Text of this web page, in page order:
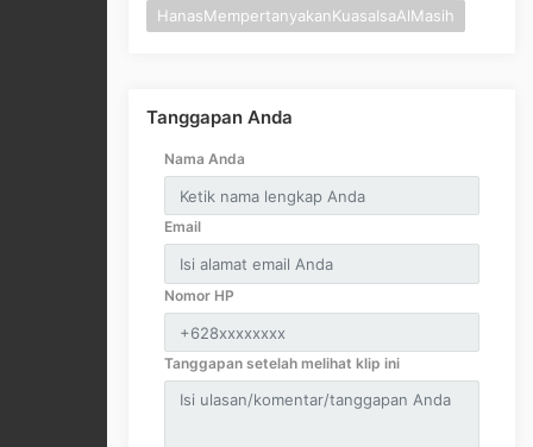
HanasMempertanyakanKuasaIsaAlMasih
Tanggapan Anda
Nama Anda
Email
Nomor HP
Tanggapan setelah melihat klip ini